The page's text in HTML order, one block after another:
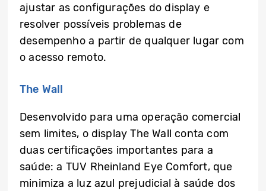
ajustar as configurações do display e
resolver possíveis problemas de
desempenho a partir de qualquer lugar com
o acesso remoto.
The Wall
Desenvolvido para uma operação comercial
sem limites, o display The Wall conta com
duas certificações importantes para a
saúde: a TUV Rheinland Eye Comfort, que
minimiza a luz azul prejudicial à saúde dos